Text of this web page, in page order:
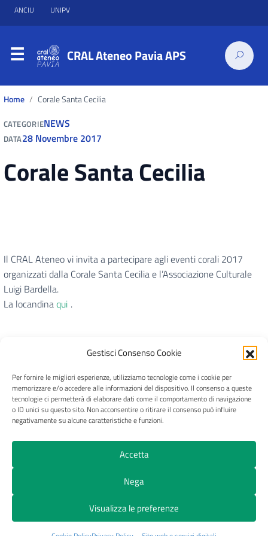
Gestisci Consenso Cookie
Per fornire le migliori esperienze, utilizziamo tecnologie come i cookie per
memorizzare e/o accedere alle informazioni del dispositivo. Il consenso a queste
tecnologie ci permetterà di elaborare dati come il comportamento di navigazione
o ID unici su questo sito. Non acconsentire o ritirare il consenso può influire
negativamente su alcune caratteristiche e funzioni.
Accetta
Nega
Visualizza le preferenze
ANCIU UNIPV
CRAL Ateneo Pavia APS
Home Corale Santa Cecilia
CATEGORIENEWS
DATA28 Novembre 2017
Corale Santa Cecilia
Il CRAL Ateneo vi invita a partecipare agli eventi corali 2017
organizzati dalla Corale Santa Cecilia e l’Associazione Culturale
Luigi Bardella.
La locandinaqui .
CRAL Ateneo Pavia APS
Privacy Trasparenza Pagamenti e fatture
Cookie Policy (UE)
© 2026 CRAL Ateneo Pavia APS